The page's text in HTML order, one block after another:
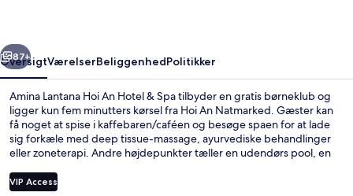
Spa
Næste
87+
OversigtVærelserBeliggenhedPolitikker
Amina Lantana Hoi An Hotel & Spa tilbyder en gratis børneklub og
ligger kun fem minutters kørsel fra Hoi An Natmarked. Gæster kan
få noget at spise i kaffebaren/caféen og besøge spaen for at lade
sig forkæle med deep tissue-massage, ayurvediske behandlinger
eller zoneterapi. Andre højdepunkter tæller en udendørs pool, en
VIP Access